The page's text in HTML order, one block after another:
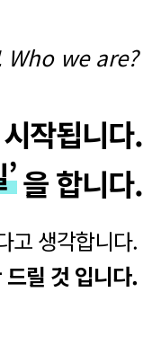
Who we are?
작됩니다.
을 합니다.
고 생각합니다.
릴 것 입니다.